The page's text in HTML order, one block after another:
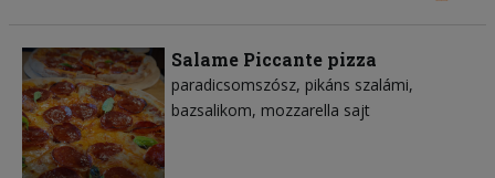
Salame Piccante pizza
paradicsomszósz pikáns szalámi
bazsalikom mozzarella sajt